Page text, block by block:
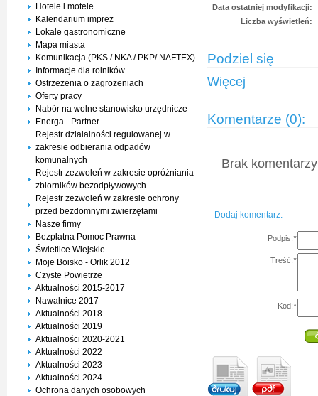
Hotele i motele
Kalendarium imprez
Lokale gastronomiczne
Mapa miasta
Komunikacja (PKS / NKA / PKP/ NAFTEX)
Informacje dla rolników
Ostrzeżenia o zagrożeniach
Oferty pracy
Nabór na wolne stanowisko urzędnicze
Energa - Partner
Rejestr działalności regulowanej w
zakresie odbierania odpadów
komunalnych
Rejestr zezwoleń w zakresie opróżniania
zbiorników bezodpływowych
Rejestr zezwoleń w zakresie ochrony
przed bezdomnymi zwierzętami
Nasze firmy
Bezpłatna Pomoc Prawna
Świetlice Wiejskie
Moje Boisko - Orlik 2012
Czyste Powietrze
Aktualności 2015-2017
Nawałnice 2017
Aktualności 2018
Aktualności 2019
Aktualności 2020-2021
Aktualności 2022
Aktualności 2023
Aktualności 2024
Ochrona danych osobowych
Data ostatniej modyfikacji:
Liczba wyświetleń:
Podziel się
Więcej
Komentarze (0):
Brak
Dodaj komentarz:
Podpis:*
Treść:*
Kod:*